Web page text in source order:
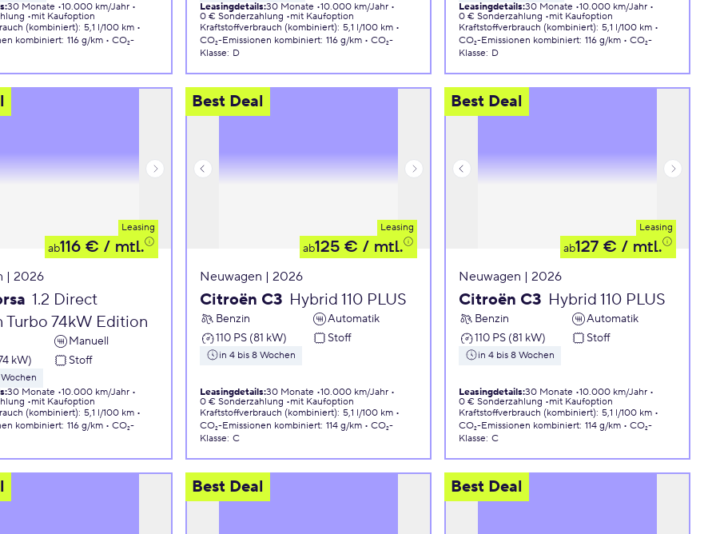
:30 Monate 10.000 km/Jahr
mit Kaufoption
(kombiniert): 5,1 l/100 km
kombiniert: 116 g/km
CO₂-
Leasingdetails:30 Monate 10.000 km/Jahr
0 € Sonderzahlung
mit Kaufoption
Kraftstoffverbrauch (kombiniert): 5,1 l/100 km
CO₂-Emissionen kombiniert: 116 g/km
CO₂-
Klasse: D
Leasingdetails:30 Monate 10.000 km/Jahr
0 € Sonderzahlung
mit Kaufoption
Kraftstoffverbrauch (kombiniert): 5,1 l/100 km
CO₂-Emissionen kombiniert: 116 g/km
CO₂-
Klasse: D
Leasing
ab116 € / mtl.
| 2026
1.2 Direct
Turbo 74kW Edition
Manuell
kW)
Stoff
:30 Monate 10.000 km/Jahr
mit Kaufoption
(kombiniert): 5,1 l/100 km
kombiniert: 116 g/km
CO₂-
Best Deal
Leasing
ab125 € / mtl.
Neuwagen | 2026
Citroën C3 Hybrid 110 PLUS
Benzin
Automatik
110 PS (81 kW)
Stoff
in 4 bis 8 Wochen
Leasingdetails:30 Monate 10.000 km/Jahr
0 € Sonderzahlung
mit Kaufoption
Kraftstoffverbrauch (kombiniert): 5,1 l/100 km
CO₂-Emissionen kombiniert: 114 g/km
CO₂-
Klasse: C
Best Deal
Leasing
ab127 € / mtl.
Neuwagen | 2026
Citroën C3 Hybrid 110 PLUS
Benzin
Automatik
110 PS (81 kW)
Stoff
in 4 bis 8 Wochen
Leasingdetails:30 Monate 10.000 km/Jahr
0 € Sonderzahlung
mit Kaufoption
Kraftstoffverbrauch (kombiniert): 5,1 l/100 km
CO₂-Emissionen kombiniert: 114 g/km
CO₂-
Klasse: C
Best Deal Best Deal